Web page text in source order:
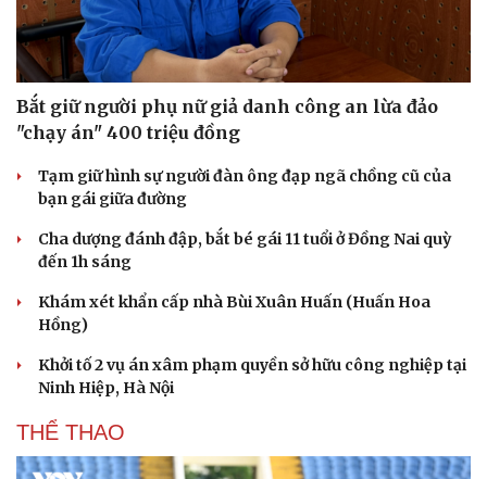
Bắt giữ người phụ nữ giả danh công an lừa đảo
"chạy án" 400 triệu đồng
Tạm giữ hình sự người đàn ông đạp ngã chồng cũ của
bạn gái giữa đường
Cha dượng đánh đập, bắt bé gái 11 tuổi ở Đồng Nai quỳ
đến 1h sáng
Khám xét khẩn cấp nhà Bùi Xuân Huấn (Huấn Hoa
Hồng)
Khởi tố 2 vụ án xâm phạm quyền sở hữu công nghiệp tại
Ninh Hiệp, Hà Nội
THỂ THAO